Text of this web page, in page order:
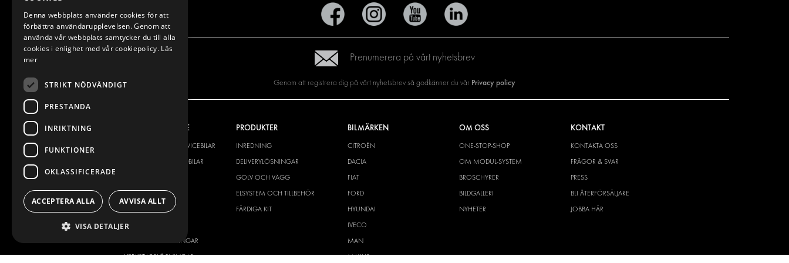
Prenumerera på vårt nyhetsbrev
Genom att registrera dig på vårt nyhetsbrev så godkänner du vår Privacy policy
VÅRT ERBJUDANDE
INREDNING FÖR SERVICEBILAR
INREDNING FÖR BUDBILAR
ELSYSTEM
TILLBEHÖR
CONTAINERLÖSNINGAR
VERKSTADSLÖSNINGAR
PRODUKTER
INREDNING
DELIVERYLÖSNINGAR
GOLV OCH VÄGG
ELSYSTEM OCH TILLBEHÖR
FÄRDIGA KIT
BILMÄRKEN
CITROËN
DACIA
FIAT
FORD
HYUNDAI
IVECO
MAN
MAXUS
OM OSS
ONE-STOP-SHOP
OM MODUL-SYSTEM
BROSCHYRER
BILDGALLERI
NYHETER
KONTAKT
KONTAKTA OSS
FRÅGOR & SVAR
PRESS
BLI ÅTERFÖRSÄLJARE
JOBBA HÄR
Denna webbplats använder cookies för att
förbättra användarupplevelsen. Genom att
använda vår webbplats samtycker du till alla
cookies i enlighet med vår cookiepolicy. Läs
mer
STRIKT NÖDVÄNDIGT
PRESTANDA
INRIKTNING
FUNKTIONER
OKLASSIFICERADE
ACCEPTERA ALLA AVVISA ALLT
VISA DETALJER